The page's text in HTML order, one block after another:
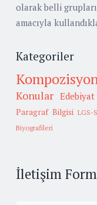
olarak belli
amacıyla
Kategoriler
Konular Edebiyat
Paragraf Bilgisi LGS-
Biyografileri
İletişim